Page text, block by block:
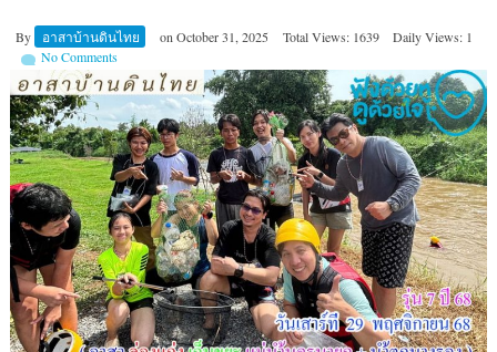
By อาสาบ้านดินไทย on October 31, 2025 Total Views: 1639
Daily Views: 1
No Comments